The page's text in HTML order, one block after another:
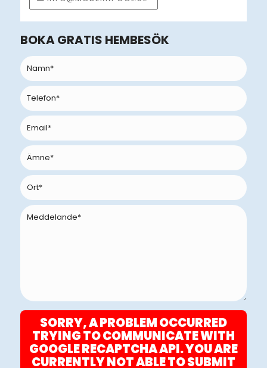
BOKA GRATIS HEMBESÖK
SORRY, A PROBLEM OCCURRED
TRYING TO COMMUNICATE WITH
GOOGLE RECAPTCHA API. YOU ARE
CURRENTLY NOT ABLE TO SUBMIT